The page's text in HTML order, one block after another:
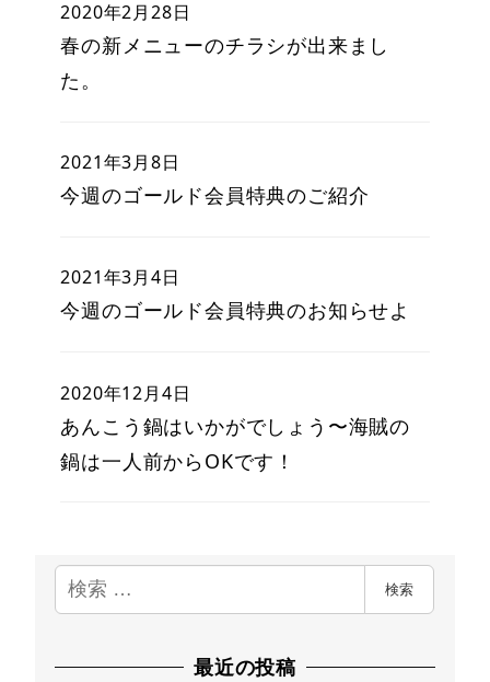
春の新メニューのチラシが出来まし
た。
2020年2月28日
今週のゴールド会員特典のご紹介
2021年3月8日
今週のゴールド会員特典のお知らせよ
2021年3月4日
あんこう鍋はいかがでしょう〜海賊の
鍋は一人前からOKです！
2020年12月4日
検
索
検索
最近の投稿